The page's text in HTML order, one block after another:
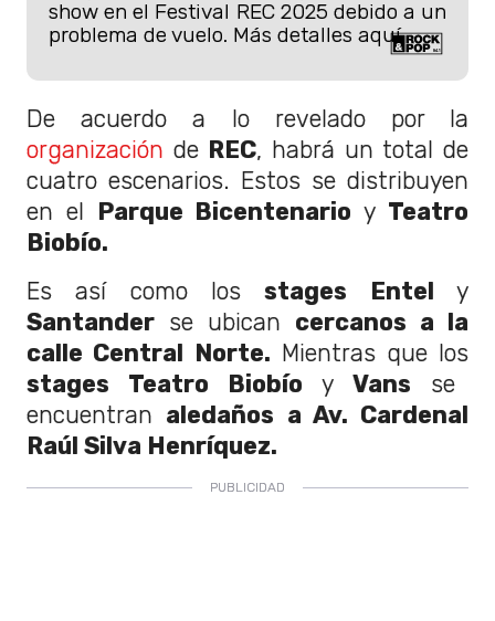
show en el Festival REC 2025 debido a un
problema de vuelo. Más detalles aquí.
De acuerdo a lo revelado por la
organización de REC, habrá un total de
cuatro escenarios. Estos se distribuyen
en el Parque Bicentenario y Teatro
Biobío.
Es así como losstages Entel y
Santander se ubican cercanos a la
calle Central Norte. Mientras que los
stages Teatro Biobío y Vans se
encuentran aledaños a Av. Cardenal
Raúl Silva Henríquez.